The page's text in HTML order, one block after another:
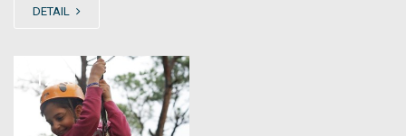
DETAIL
12